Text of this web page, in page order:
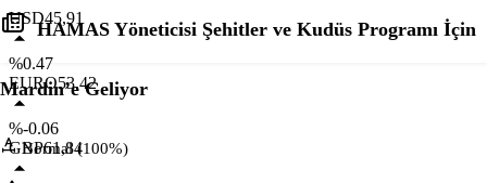
USD45,91
%0.47
EURO53,42
%-0.06
GBP61,84
HAMAS Yöneticisi Şehitler ve Kudüs Programı İçin
Mardin’e Geliyor
Normal (100%)